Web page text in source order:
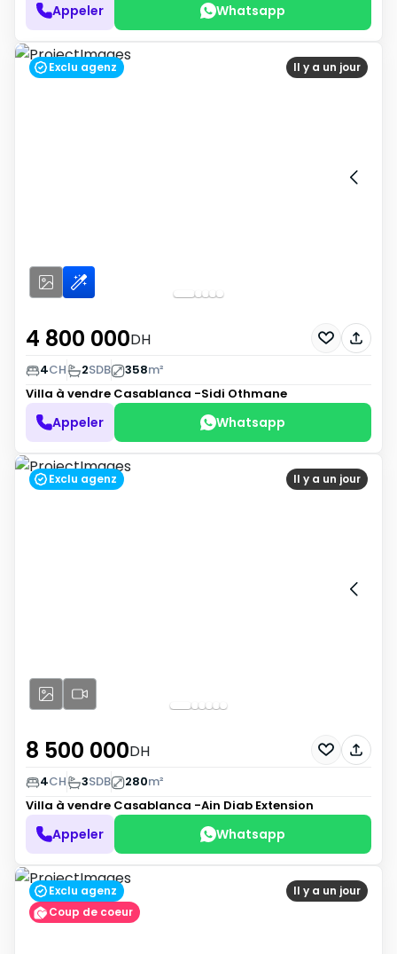
Appeler Whatsapp
Il y a un jour
Exclu agenz
4 800 000DH
4CH 2SDB 358m²
Villa à vendre Casablanca -Sidi Othmane
Appeler Whatsapp
Il y a un jour
Exclu agenz
8 500 000DH
4CH 3SDB 280m²
Villa à vendre Casablanca -Ain Diab Extension
Appeler Whatsapp
Il y a un jour
Exclu agenz
Coup de coeur